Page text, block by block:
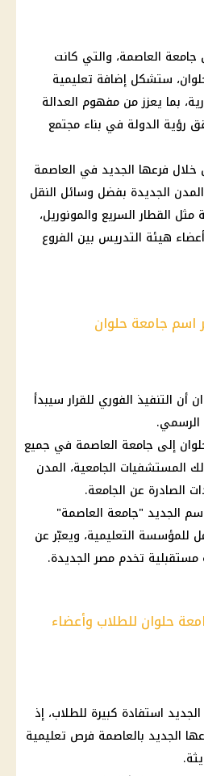
جامعة العاصمة، والتي كانت
، ستشكل إضافة تعليمية
، بما يعزز من مفهوم العدالة
رؤية الدولة في بناء مجتمع
خلال فرعها الجديد في العاصمة
الجديدة بفضل وسائل النقل
مثل القطار السريع والمونوريل،
هيئة التدريس بين الفروع
اسم جامعة حلوان
أن التنفيذ الفوري للقرار سيبدأ
الرسمي.
إلى جامعة العاصمة في جميع
المستشفيات الجامعية، المدن
الصادرة عن الجامعة.
الجديد "جامعة العاصمة"
للمؤسسة التعليمية، ويعبّر عن
تخدم مصر الجديدة.
حلوان للطلاب وأعضاء
الجديد استفادة كبيرة للطلاب، إذ
الجديد بالعاصمة فرص تعليمية